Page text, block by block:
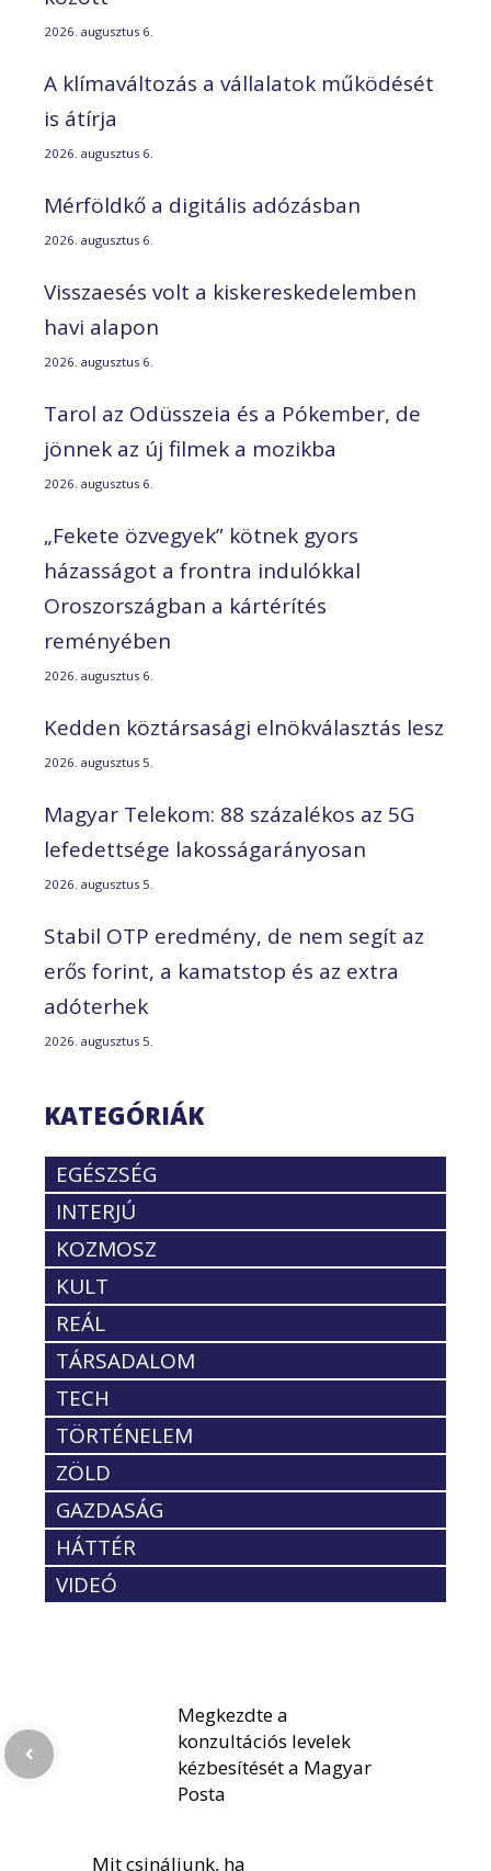
2026. augusztus 6.
A klímaváltozás a vállalatok működését
is átírja
2026. augusztus 6.
Mérföldkő a digitális adózásban
2026. augusztus 6.
Visszaesés volt a kiskereskedelemben
havi alapon
2026. augusztus 6.
Tarol az Odüsszeia és a Pókember, de
jönnek az új filmek a mozikba
2026. augusztus 6.
„Fekete özvegyek” kötnek gyors
házasságot a frontra indulókkal
Oroszországban a kártérítés
reményében
2026. augusztus 6.
Kedden köztársasági elnökválasztás lesz
2026. augusztus 5.
Magyar Telekom: 88 százalékos az 5G
lefedettsége lakosságarányosan
2026. augusztus 5.
Stabil OTP eredmény, de nem segít az
erős forint, a kamatstop és az extra
adóterhek
2026. augusztus 5.
KATEGÓRIÁK
EGÉSZSÉG
INTERJÚ
KOZMOSZ
KULT
REÁL
TÁRSADALOM
TECH
TÖRTÉNELEM
ZÖLD
GAZDASÁG
HÁTTÉR
VIDEÓ
Megkezdte a
konzultációs levelek
kézbesítését a Magyar
Posta
Mit csináljunk, ha